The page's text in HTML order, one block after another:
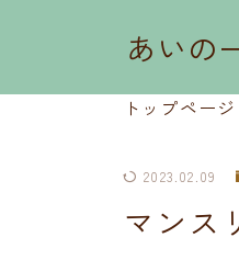
あいの
トップページ
2023.02.09
マンス